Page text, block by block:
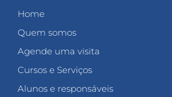
Home
Quem somos
Agende uma visita
Cursos e Serviços
Alunos e responsáveis